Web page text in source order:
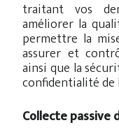
traitant vos
améliorer la
permettre la
assurer et
ainsi que la
confidentialité
Collecte passive